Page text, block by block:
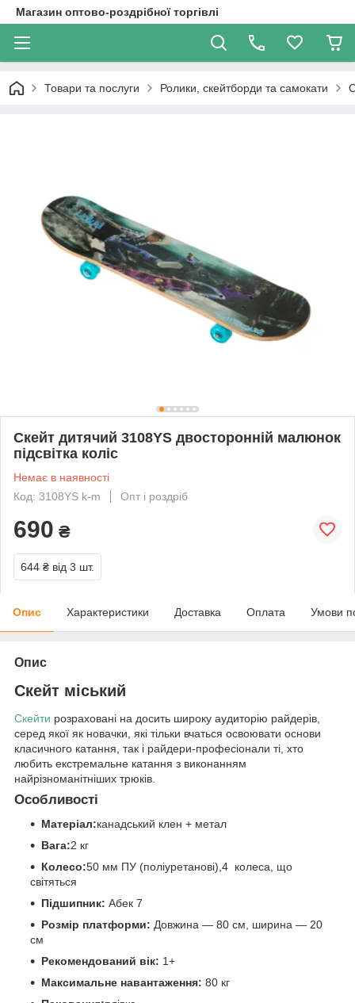
Магазин оптово-роздрібної торгівлі
Товари та послуги Ролики, скейтборди та самокати
Скейт дитячий 3108YS двосторонній малюнок
підсвітка коліс
Немає в наявності
Код: 3108YS k-m
Опт і роздріб
690 ₴
644 ₴ від 3 шт.
Опис Характеристики Доставка Оплата Умови
Опис
Скейт міський
Скейти розраховані на досить широку аудиторію райдерів,
серед якої як новачки, які тільки вчаться освоювати основи
класичного катання, так і райдери-професіонали ті, хто
любить екстремальне катання з виконанням
найрізноманітніших трюків.
Особливості
Матеріал:канадський клен + метал
Вага:2 кг
Колесо:50 мм ПУ (поліуретанові),4 колеса, що
світяться
Підшипник: Абек 7
Розмір платформи: Довжина — 80 см, ширина — 20
см
Рекомендований вік: 1+
Максимальне навантаження: 80 кг